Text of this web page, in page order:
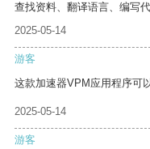
查找资料、翻译语言、编写代
2025-05-14
游客
这款加速器VPM应用程序可
2025-05-14
游客